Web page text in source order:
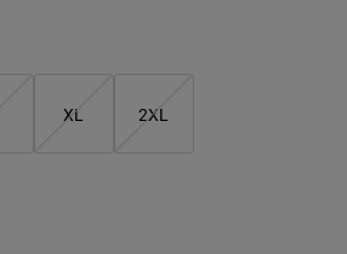
XL 2XL